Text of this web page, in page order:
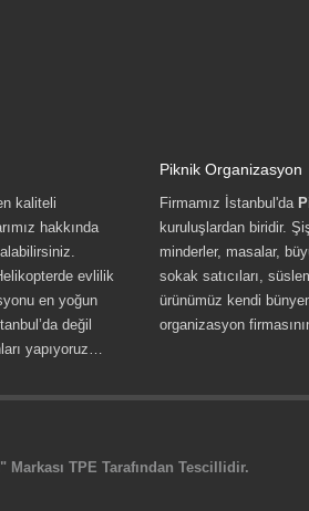
kaliteli
hakkında
evlilik
en yoğun
değil
yapıyoruz…
Piknik Organizasyon
Firmamız İstanbul'da
kuruluşlardan biridir.
minderler, masalar,
sokak satıcıları,
ürünümüz kendi
organizasyon
TPE Tarafından Tescillidir.